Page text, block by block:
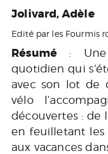
Jolivard, Adèle
Edité par les Fourmis
Résumé : Une
quotidien qui
avec son lot de
vélo
découvertes : de
en feuilletant les
aux vacances